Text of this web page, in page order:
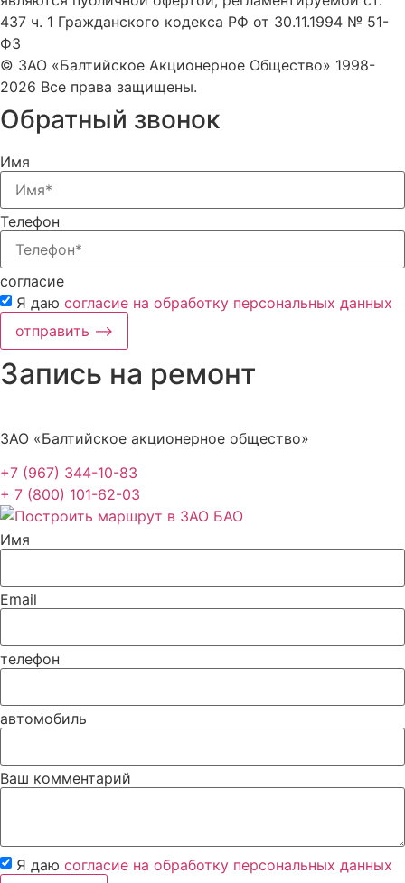
437 ч. 1 Гражданского кодекса РФ от 30.11.1994 № 51-
ФЗ
© ЗАО «Балтийское Акционерное Общество» 1998-
2026 Все права защищены.
Обратный звонок
Имя
Телефон
согласие
Я даю согласие на обработку персональных данных
отправить ⟶
Запись на ремонт
ЗАО «Балтийское акционерное общество»
+7 (967) 344-10-83
+ 7 (800) 101-62-03
Имя
Email
телефон
автомобиль
Ваш комментарий
Я даю согласие на обработку персональных данных